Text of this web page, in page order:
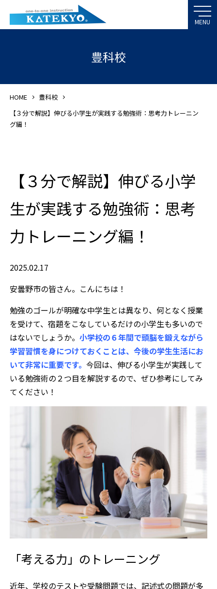
豊科校
HOME
豊科校
【３分で解説】伸びる小学生が実践する勉強術：思考力トレーニン
グ編！
【３分で解説】伸びる小学
生が実践する勉強術：思考
力トレーニング編！
2025.02.17
安曇野市の皆さん。こんにちは！
勉強のゴールが明確な中学生とは異なり、何となく授業
を受けて、宿題をこなしているだけの小学生も多いので
はないでしょうか。 小学校の６年間で頭脳を鍛えながら
学習習慣を身につけておくことは、今後の学生生活にお
いて非常に重要です。 今回は、伸びる小学生が実践して
いる勉強術の２つ目を解説するので、ぜひ参考にしてみ
てください！
「考える力」のトレーニング
近年、学校のテストや受験問題では、記述式の問題が多